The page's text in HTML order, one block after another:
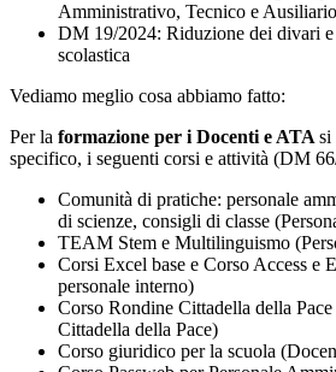
Amministrativo, Tecnico e
DM 19/2024: Riduzione dei divari e
scolastica
Vediamo meglio cosa abbiamo fatto:
Per la formazione per i Docenti e ATA si
specifico, i seguenti corsi e attività (DM
Comunità di pratiche: personale
di scienze, consigli di classe
TEAM Stem e Multilinguismo
Corsi Excel base e Corso Access e
personale interno)
Corso Rondine Cittadella della
Cittadella della Pace)
Corso giuridico per la scuola